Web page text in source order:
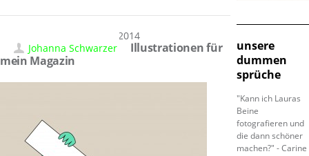
28.03.2014
Johanna Schwarzer
Illustrationen für
mein Magazin
unsere
dummen
sprüche
"Kann ich Lauras
Beine
fotografieren und
die dann schöner
machen?" - Carine